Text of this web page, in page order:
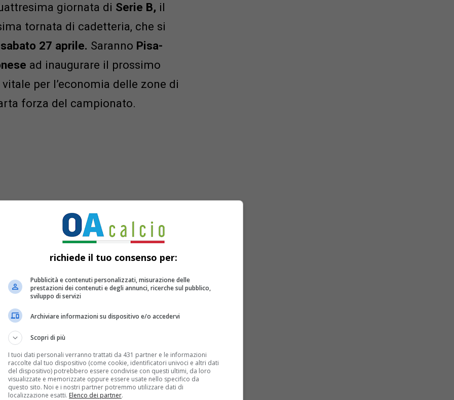
giornata di Serie B, il
tornata di cadetteria, che si
27 aprile. Saranno Pisa-
ad inaugurare il prossimo
per l’economia delle zone di
forza del campionato.
alParma,che ospita ilLeccoin un
di ko del
Serie A a causa degli scontri
e Cremonese può venire incontro
sullaSampdoriaottava
piazza.
richiede il tuo consenso per:
Pubblicità e contenuti personalizzati, misurazione delle
prestazioni dei contenuti e degli annunci, ricerche sul pubblico,
sviluppo di servizi
Archiviare informazioni su dispositivo e/o accedervi
Scopri di più
I tuoi dati personali verranno trattati da 431 partner e le informazioni
raccolte dal tuo dispositivo (come cookie, identificatori univoci e altri dati
del dispositivo) potrebbero essere condivise con questi ultimi, da loro
visualizzate e memorizzate oppure essere usate nello specifico da
questo sito. Noi e i nostri partner potremmo utilizzare dati di
localizzazione esatti. Elenco dei partner.